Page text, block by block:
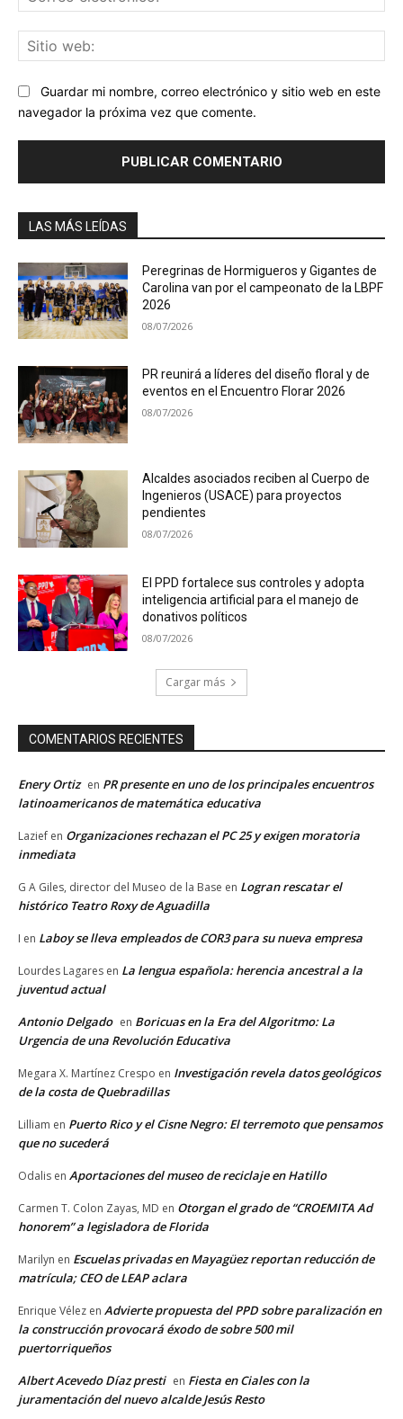
Guardar mi nombre, correo electrónico y sitio web en este
navegador la próxima vez que comente.
LAS MÁS LEÍDAS
Peregrinas de Hormigueros y Gigantes de
Carolina van por el campeonato de la LBPF
2026
08/07/2026
PR reunirá a líderes del diseño floral y de
eventos en el Encuentro Florar 2026
08/07/2026
Alcaldes asociados reciben al Cuerpo de
Ingenieros (USACE) para proyectos
pendientes
08/07/2026
El PPD fortalece sus controles y adopta
inteligencia artificial para el manejo de
donativos políticos
08/07/2026
Cargar más
COMENTARIOS RECIENTES
Enery Ortiz en PR presente en uno de los principales encuentros
latinoamericanos de matemática educativa
Lazief en Organizaciones rechazan el PC 25 y exigen moratoria
inmediata
G A Giles, director del Museo de la Base en Logran rescatar el
histórico Teatro Roxy de Aguadilla
I en Laboy se lleva empleados de COR3 para su nueva empresa
Lourdes Lagares en La lengua española: herencia ancestral a la
juventud actual
Antonio Delgado en Boricuas en la Era del Algoritmo: La
Urgencia de una Revolución Educativa
Megara X. Martínez Crespo en Investigación revela datos geológicos
de la costa de Quebradillas
Lilliam en Puerto Rico y el Cisne Negro: El terremoto que pensamos
que no sucederá
Odalis en Aportaciones del museo de reciclaje en Hatillo
Carmen T. Colon Zayas, MD en Otorgan el grado de “CROEMITA Ad
honorem” a legisladora de Florida
Marilyn en Escuelas privadas en Mayagüez reportan reducción de
matrícula; CEO de LEAP aclara
Enrique Vélez en Advierte propuesta del PPD sobre paralización en
la construcción provocará éxodo de sobre 500 mil
puertorriqueños
Albert Acevedo Díaz presti en Fiesta en Ciales con la
juramentación del nuevo alcalde Jesús Resto